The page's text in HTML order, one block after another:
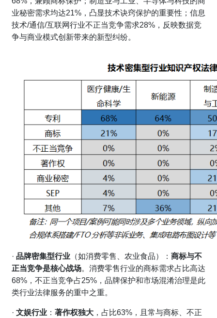
业秘密需求均达21%，凸显技术诀窍保护的重要性；信息
技术/通信/互联网行业不正当竞争需求28%，反映数据竞
争与商业模式创新带来的新型纠纷。
· 品牌密集型行业 （如消费零售、农业食品）： 商标与不
正当竞争是核心战场。消费零售行业的商标需求占比高达
68%，不正当竞争占25%，品牌保护和市场混淆治理是此
类行业法律服务的重中之重。
· 文娱行业 ： 著作权独大 ，占比63%，且常与商标、不正